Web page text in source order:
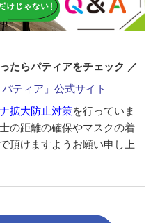
たらパティアをチェック ／
ティア」公式サイト
拡大防止対策を行っていま
の距離の確保やマスクの着
頂けますようお願い申し上